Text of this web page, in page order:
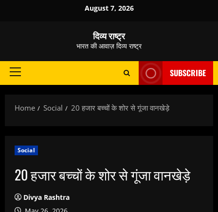
August 7, 2026
दिव्य राष्ट्र
भारत की आवाज़ दिव्य राष्ट्र
Primary
SUBSCRIBE
Home Social 20 हजार बच्चों के शोर से गूंजा वानखेड़े
Social
20 हजार बच्चों के शोर से गूंजा वानखेड़े
Divya Rashtra